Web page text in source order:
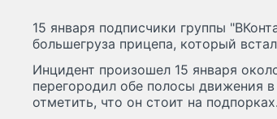
15 января подписчики группы
большегруза прицепа, который
Инцидент произошел 15 января
перегородил обе полосы движения
отметить, что он стоит на подпорках.